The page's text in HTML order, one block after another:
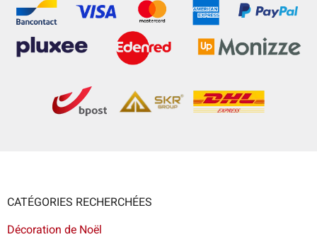
CATÉGORIES RECHERCHÉES
Décoration de Noël